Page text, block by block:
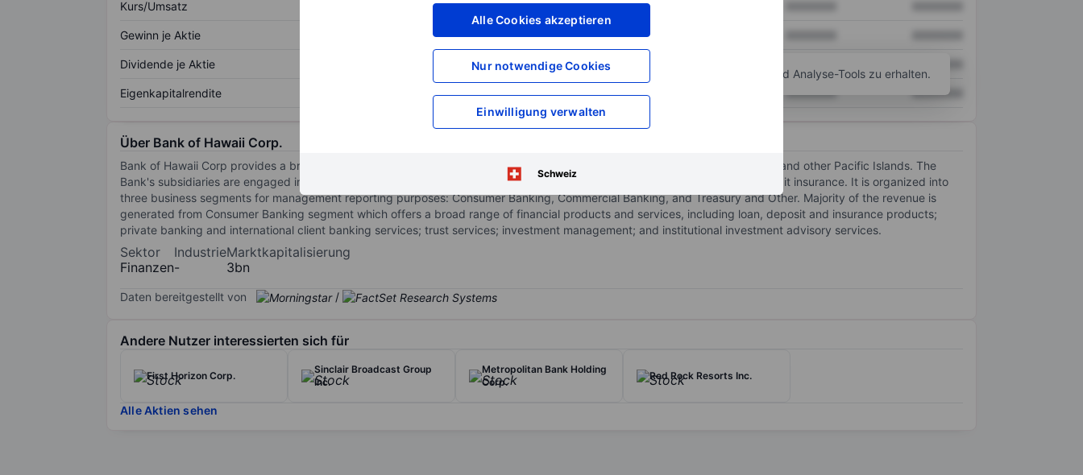
Alle Cookies akzeptieren
Nur notwendige Cookies
Einwilligung verwalten
Schweiz
Kurs/Umsatz XXXXXXX
Gewinn je Aktie XXXXXXX
Dividende je Aktie XXXXXXX
Eigenkapitalrendite XXXXXXX XXXXXXX XXXXXXX
Konto eröffnenum Zugriff auf mehr Diagramm- und Analyse-Tools zu erhalten.
Über Bank of Hawaii Corp.
Bank of Hawaii Corp provides a broad range of financial products and services predominantly to customers in Hawaii, Guam, and other Pacific Islands. The
Bank's subsidiaries are engaged in equipment leasing, securities brokerage, investment advisory services, and providing credit insurance. It is organized into
three business segments for management reporting purposes: Consumer Banking, Commercial Banking, and Treasury and Other. Majority of the revenue is
generated from Consumer Banking segment which offers a broad range of financial products and services, including loan, deposit and insurance products;
private banking and international client banking services; trust services; investment management; and institutional investment advisory services.
Sektor
Finanzen
Industrie
-
Marktkapitalisierung
3bn
Daten bereitgestellt von /
Andere Nutzer interessierten sich für
First Horizon Corp.
Sinclair Broadcast Group
Inc.
Metropolitan Bank Holding
Corp.
Red Rock Resorts Inc.
Alle Aktien sehen